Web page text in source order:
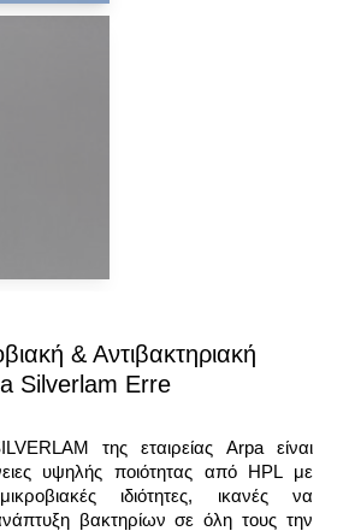
& Αντιβακτηριακή
Silverlam Erre
της εταιρείας Arpa είναι
υψηλής ποιότητας από HPL με
ιδιότητες, ικανές να
βακτηρίων σε όλη τους την